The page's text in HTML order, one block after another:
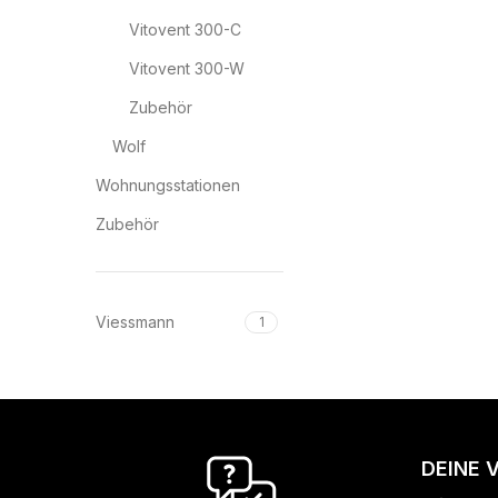
Vitovent 300-C
Vitovent 300-W
Zubehör
Wolf
Wohnungsstationen
Zubehör
Viessmann 1
DEINE